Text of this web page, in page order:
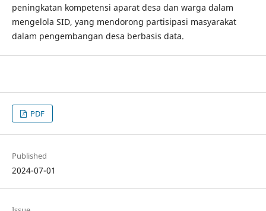
peningkatan kompetensi aparat desa dan warga dalam
mengelola SID, yang mendorong partisipasi masyarakat
dalam pengembangan desa berbasis data.
PDF
Published
2024-07-01